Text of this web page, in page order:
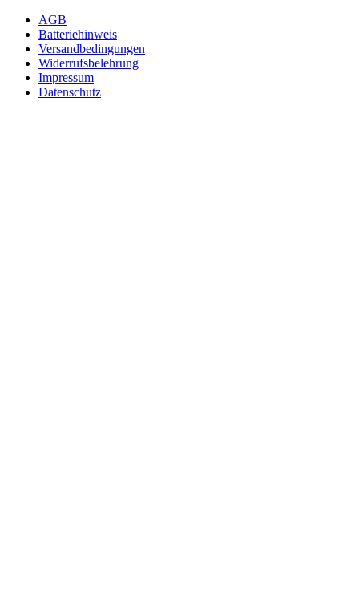
AGB
Batteriehinweis
Versandbedingungen
Widerrufsbelehrung
Impressum
Datenschutz